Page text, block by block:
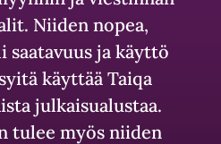
Niiden nopea,
saatavuus ja käyttö
käyttää Taiqa
julkaisualustaa.
tulee myös niiden